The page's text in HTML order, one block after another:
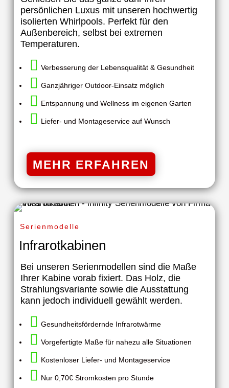
persönlichen Luxus mit unseren hochwertig
isolierten Whirlpools. Perfekt für den
Außenbereich, selbst bei extremen
Temperaturen.
 Verbesserung der Lebensqualität & Gesundheit
 Ganzjähriger Outdoor-Einsatz möglich
 Entspannung und Wellness im eigenen Garten
 Liefer- und Montageservice auf Wunsch
MEHR ERFAHREN
Serienmodelle
Infrarotkabinen
Bei unseren Serienmodellen sind die Maße
Ihrer Kabine vorab fixiert. Das Holz, die
Strahlungsvariante sowie die Ausstattung
kann jedoch individuell gewählt werden.
 Gesundheitsfördernde Infrarotwärme
 Vorgefertigte Maße für nahezu alle Situationen
 Kostenloser Liefer- und Montageservice
 Nur 0,70€ Stromkosten pro Stunde